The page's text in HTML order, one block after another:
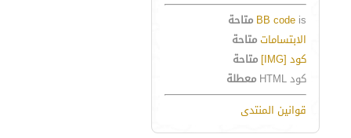
BB code is
متاحة
الابتساماتمتاحة
كود [IMG]
متاحة
كود HTML
معطلة
قوانين المنتدى